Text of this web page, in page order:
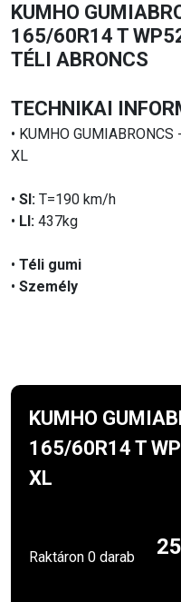
KUMHO
165/60R14 T
TÉLI ABRONCS
TECHNIKAI
• KUMHO
XL
• SI: T=190 km/h
• LI: 437kg
• Téli gumi
• Személy
KUMHO
165/60R14 T
XL
Raktáron 0 darab